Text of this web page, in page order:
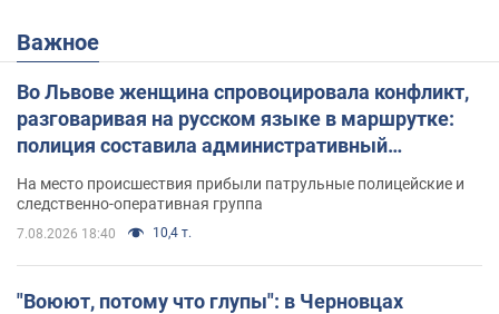
Важное
Во Львове женщина спровоцировала конфликт,
разговаривая на русском языке в маршрутке:
полиция составила административный
На место происшествия прибыли патрульные полицейские и
следственно-оперативная группа
7.08.2026 18:40 10,4 т.
"Воюют, потому что глупы": в Черновцах